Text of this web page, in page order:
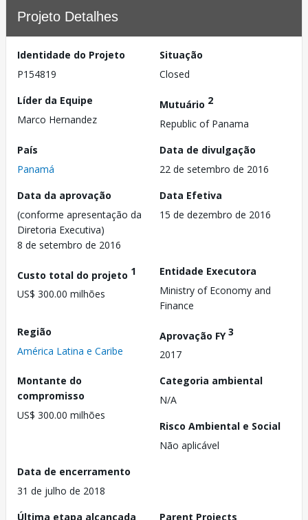
Projeto Detalhes
Identidade do Projeto
P154819
Situação
Closed
Líder da Equipe
Marco Hernandez
Mutuário 2
Republic of Panama
País
Panamá
Data de divulgação
22 de setembro de 2016
Data da aprovação
(conforme apresentação da
Diretoria Executiva)
8 de setembro de 2016
Data Efetiva
15 de dezembro de 2016
Custo total do projeto 1
US$ 300.00 milhões
Entidade Executora
Ministry of Economy and
Finance
Região
América Latina e Caribe
Aprovação FY3
2017
Montante do
compromisso
US$ 300.00 milhões
Categoria ambiental
N/A
Risco Ambiental e Social
Não aplicável
Data de encerramento
31 de julho de 2018
Última etapa alcançada
Parent Projects